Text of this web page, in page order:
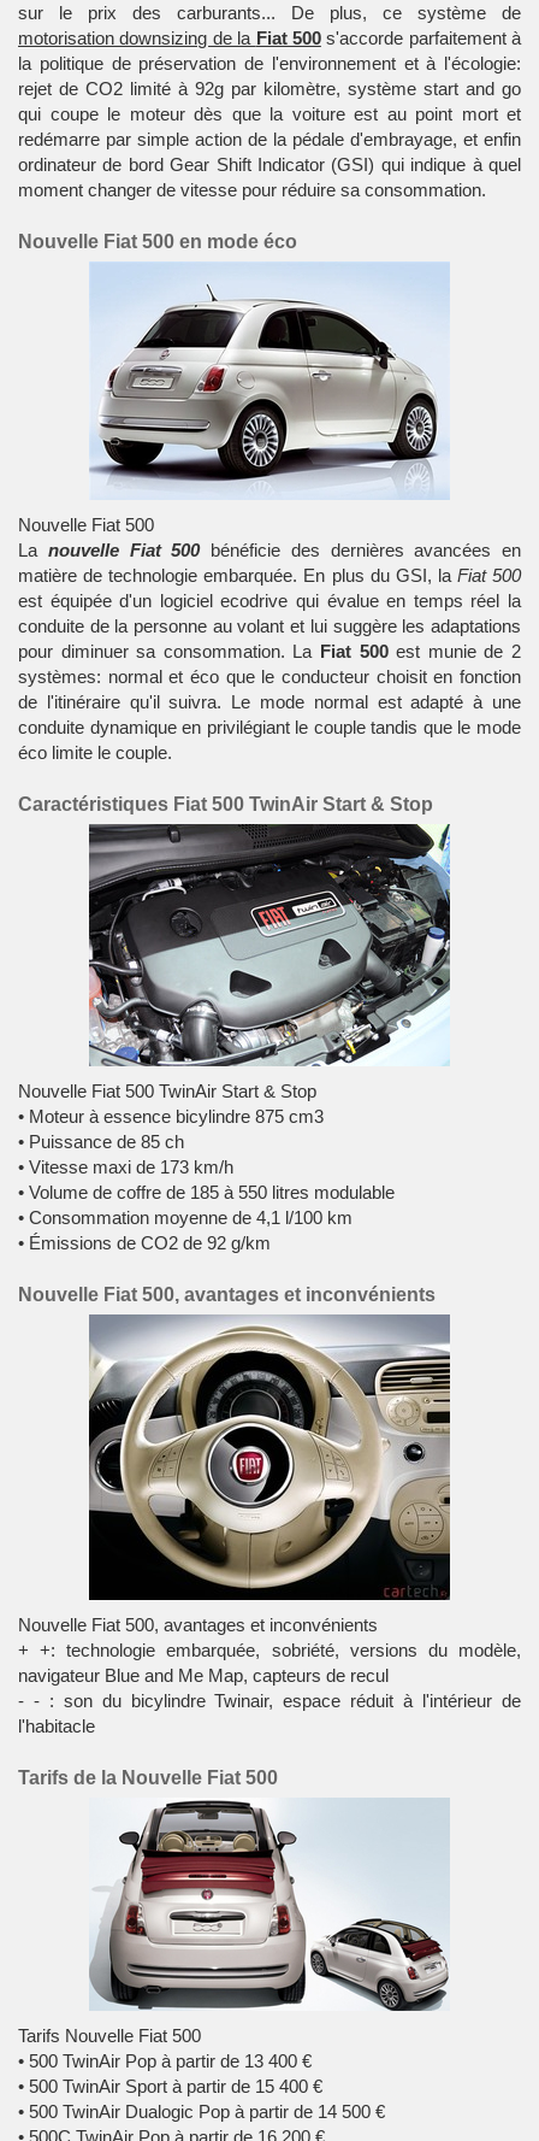
sur le prix des carburants... De plus, ce système de
motorisation downsizing de la Fiat 500s'accorde parfaitement à
la politique de préservation de l'environnement et à l'écologie:
rejet de CO2 limité à 92g par kilomètre, système start and go
qui coupe le moteur dès que la voiture est au point mort et
redémarre par simple action de la pédale d'embrayage, et enfin
ordinateur de bord Gear Shift Indicator (GSI) qui indique à quel
moment changer de vitesse pour réduire sa consommation.
Nouvelle Fiat 500 en mode éco
Nouvelle Fiat 500
La nouvelle Fiat 500bénéficie des dernières avancées en
matière de technologie embarquée. En plus du GSI, la Fiat 500
est équipée d'un logiciel ecodrive qui évalue en temps réel la
conduite de la personne au volant et lui suggère les adaptations
pour diminuer sa consommation. La Fiat 500est munie de 2
systèmes: normal et éco que le conducteur choisit en fonction
de l'itinéraire qu'il suivra. Le mode normal est adapté à une
conduite dynamique en privilégiant le couple tandis que le mode
éco limite le couple.
Caractéristiques Fiat 500 TwinAir Start & Stop
Nouvelle Fiat 500 TwinAir Start & Stop
• Moteur à essence bicylindre 875 cm3
• Puissance de 85 ch
• Vitesse maxi de 173 km/h
• Volume de coffre de 185 à 550 litres modulable
• Consommation moyenne de 4,1 l/100 km
• Émissions de CO2 de 92 g/km
Nouvelle Fiat 500, avantages et inconvénients
Nouvelle Fiat 500, avantages et inconvénients
+ +: technologie embarquée, sobriété, versions du modèle,
navigateur Blue and Me Map, capteurs de recul
- - : son du bicylindre Twinair, espace réduit à l'intérieur de
l'habitacle
Tarifs de la Nouvelle Fiat 500
Tarifs Nouvelle Fiat 500
• 500 TwinAir Pop à partir de 13 400 €
• 500 TwinAir Sport à partir de 15 400 €
• 500 TwinAir Dualogic Pop à partir de 14 500 €
• 500C TwinAir Pop à partir de 16 200 €